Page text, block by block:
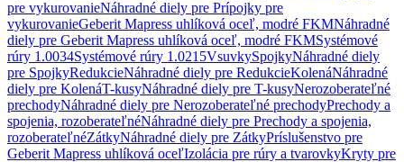
pre vykurovanieNáhradné diely pre Prípojky pre
vykurovanieGeberit Mapress uhlíková oceľ, modré FKMNáhradné
diely pre Geberit Mapress uhlíková oceľ, modré FKMSystémové
rúry 1.0034Systémové rúry 1.0215VsuvkySpojkyNáhradné diely
pre SpojkyRedukcieNáhradné diely pre RedukcieKolenáNáhradné
diely pre KolenáT-kusyNáhradné diely pre T-kusyNerozoberateľné
prechodyNáhradné diely pre Nerozoberateľné prechodyPrechody a
spojenia, rozoberateľnéNáhradné diely pre Prechody a spojenia,
rozoberateľnéZátkyNáhradné diely pre ZátkyPríslušenstvo pre
Geberit Mapress uhlíková oceľIzolácia pre rúry a tvarovkyKryty pre